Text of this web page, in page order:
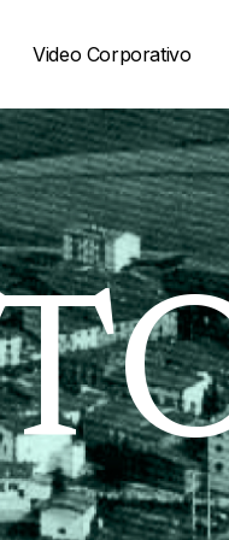
Video Corporativo